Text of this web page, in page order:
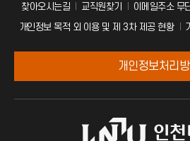
찾아오시는길 교직원찾기 이메일주소 무
개인정보 목적 외 이용 및 제 3차 제공 현황
개인정보처리